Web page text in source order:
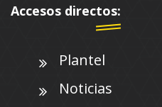
Accesos directos:
Plantel
Noticias